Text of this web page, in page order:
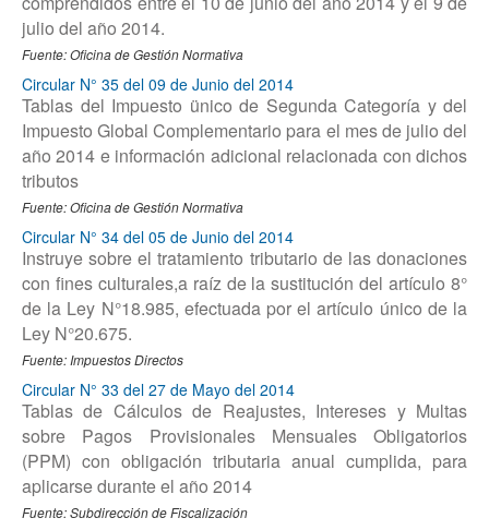
julio del año 2014.
Fuente: Oficina de Gestión Normativa
Circular N° 35 del 09 de Junio del 2014
Tablas del Impuesto ünico de Segunda Categoría y del
Impuesto Global Complementario para el mes de julio del
año 2014 e información adicional relacionada con dichos
tributos
Fuente: Oficina de Gestión Normativa
Circular N° 34 del 05 de Junio del 2014
Instruye sobre el tratamiento tributario de las donaciones
con fines culturales,a raíz de la sustitución del artículo 8°
de la Ley N°18.985, efectuada por el artículo único de la
Ley N°20.675.
Fuente: Impuestos Directos
Circular N° 33 del 27 de Mayo del 2014
Tablas de Cálculos de Reajustes, Intereses y Multas
sobre Pagos Provisionales Mensuales Obligatorios
(PPM) con obligación tributaria anual cumplida, para
aplicarse durante el año 2014
Fuente: Subdirección de Fiscalización